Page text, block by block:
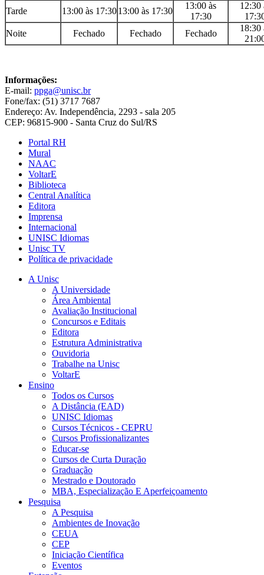
Tarde 13:00 às 17:30 13:00 às 17:30
13:00 às
17:30
12:30
Noite
Fechado Fechado Fechado
18:30
Informações:
E-mail: ppga@unisc.br
Fone/fax: (51) 3717 7687
Endereço: Av. Independência, 2293 - sala 205
CEP: 96815-900 - Santa Cruz do Sul/RS
Portal RH
Mural
NAAC
VoltarE
Biblioteca
Central Analítica
Editora
Imprensa
Internacional
UNISC Idiomas
Unisc TV
Política de privacidade
A Unisc
A Universidade
Área Ambiental
Avaliação Institucional
Concursos e Editais
Editora
Estrutura Administrativa
Ouvidoria
Trabalhe na Unisc
VoltarE
Ensino
Todos os Cursos
A Distância (EAD)
UNISC Idiomas
Cursos Técnicos - CEPRU
Cursos Profissionalizantes
Educar-se
Cursos de Curta Duração
Graduação
Mestrado e Doutorado
MBA, Especialização E Aperfeiçoamento
Pesquisa
A Pesquisa
Ambientes de Inovação
CEUA
CEP
Iniciação Científica
Eventos